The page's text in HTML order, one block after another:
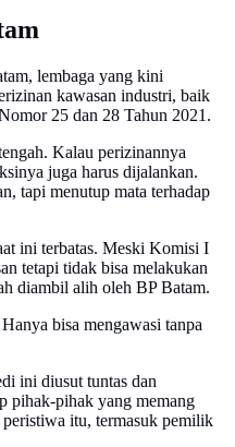
lembaga yang kini
kawasan industri, baik
25 dan 28 Tahun 2021.
Kalau perizinannya
juga harus dijalankan.
tapi menutup mata terhadap
ini terbatas. Meski Komisi I
tetapi tidak bisa melakukan
diambil alih oleh BP Batam.
bisa mengawasi tanpa
ini diusut tuntas dan
pihak-pihak yang memang
peristiwa itu, termasuk pemilik